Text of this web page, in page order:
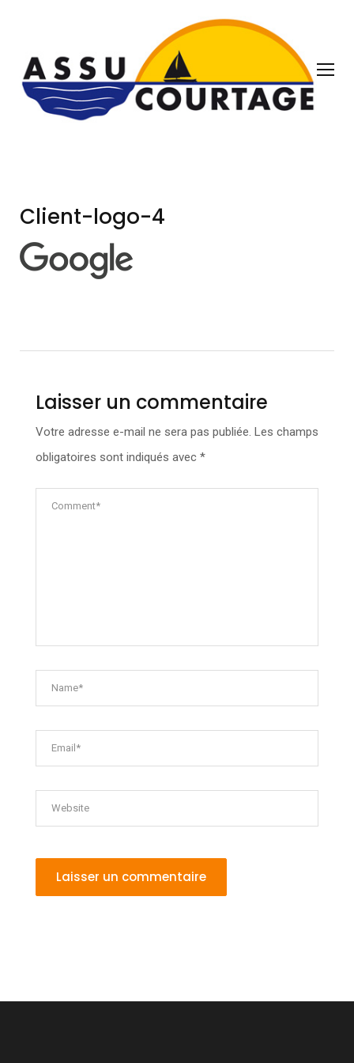
Client-logo-4
Laisser un commentaire
Votre adresse e-mail ne sera pas publiée. Les champs
obligatoires sont indiqués avec *